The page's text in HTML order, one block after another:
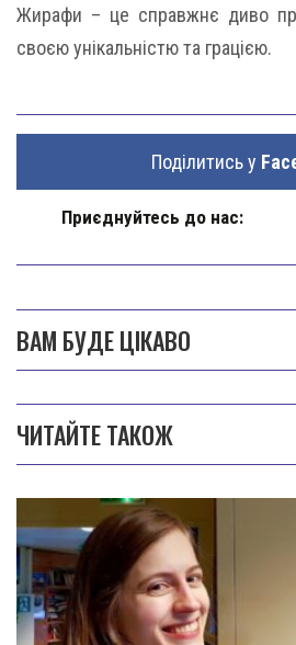
Жирафи – це справжнє диво
своєю унікальністю та грацією.
Поділитись у
Приєднуйтесь до нас:
ВАМ БУДЕ ЦІКАВО
ЧИТАЙТЕ ТАКОЖ